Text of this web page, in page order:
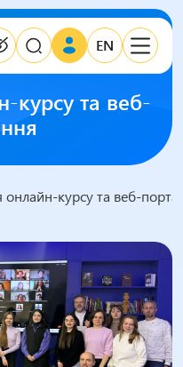
EN
курсу та веб-
онлайн-курсу та веб-